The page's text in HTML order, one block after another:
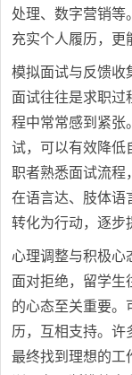
处理、数字营销等
充实个人履历，更
模拟面试与反馈收
面试往往是求职过
程中常常感到紧张
试，可以有效降低
职者熟悉面试流程
在语言达、肢体语
转化为行动，逐步
心理调整与积极心
面对拒绝，留学生
的心态至关重要。
历，互相支持。许
最终找到理想的工